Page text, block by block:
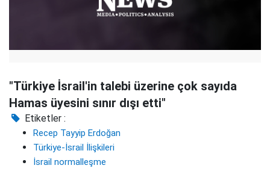
"Türkiye İsrail'in talebi üzerine çok sayıda
Hamas üyesini sınır dışı etti"
Etiketler :
Recep Tayyip Erdoğan
Türkiye-İsrail İlişkileri
İsrail normalleşme